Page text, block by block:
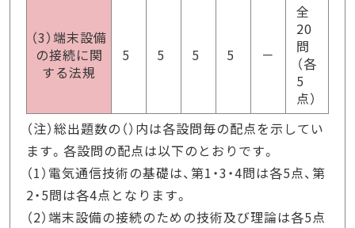
（3）端末設備
の接続に関
する法規
5 5 5 5 －
全
20
問
（各
5
点）
（注）総出題数の（）内は各設問毎の配点を示してい
ます。各設問の配点は以下のとおりです。
（1）電気通信技術の基礎は、第1・3・4問は各5点、第
2・5問は各4点となります。
（2）端末設備の接続のための技術及び理論は各5点